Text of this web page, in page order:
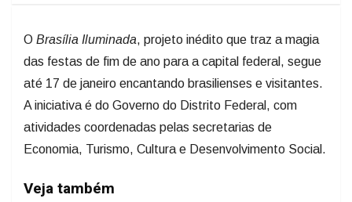
O Brasília Iluminada, projeto inédito que traz a magia
das festas de fim de ano para a capital federal, segue
até 17 de janeiro encantando brasilienses e visitantes.
A iniciativa é do Governo do Distrito Federal, com
atividades coordenadas pelas secretarias de
Economia, Turismo, Cultura e Desenvolvimento Social.
Veja também